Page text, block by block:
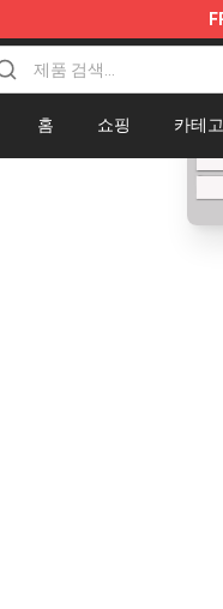
Store
홈 쇼핑 카테